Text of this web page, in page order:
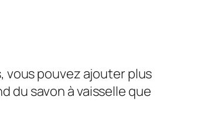
vous pouvez ajouter plus
du savon à vaisselle que